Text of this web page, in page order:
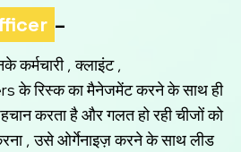
–
, क्लाइंट ,
के रिस्क का मैनेजमेंट करने के साथ ही
करता है और गलत हो रही चीजों को
, उसे ओर्गेनाइज़ करने के साथ लीड